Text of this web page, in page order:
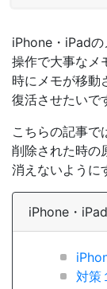
iPhone・iPad
操作で大事なメ
時にメモが移動
復活させたいで
こちらの記事で
削除された時の
消えないように
iPhone・
対策